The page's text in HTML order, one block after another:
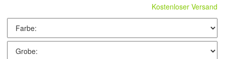
Kostenloser Versand